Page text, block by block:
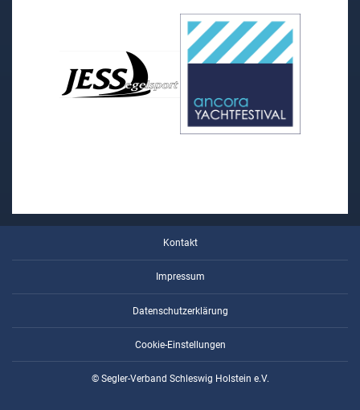
Kontakt
Impressum
Datenschutzerklärung
Cookie-Einstellungen
© Segler-Verband Schleswig Holstein e.V.